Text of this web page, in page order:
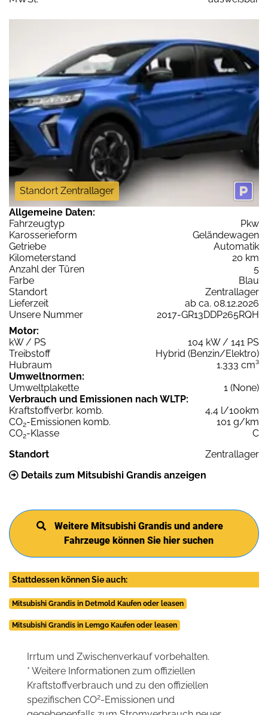
Standort Zentrallager
Allgemeine Daten:
Fahrzeugtyp
Pkw
Karosserieform
Geländewagen
Getriebe
Automatik
Kilometerstand
20 km
Anzahl der Türen
5
Farbe
Blau
Standort
Zentrallager
Lieferzeit
ab ca. 08.12.2026
Unsere Nummer
2017-GR13DDP265RQH
Motor:
kW / PS
104 kW / 141 PS
Treibstoff
Hybrid (Benzin/Elektro)
Hubraum
1.333 cm³
Umweltnormen:
Umweltplakette
1 (None)
Verbrauch und Emissionen nach WLTP:
Kraftstoffverbr. komb.
4,4 l/100km
CO2-Emissionen komb.
101 g/km
CO2-Klasse
C
Standort
Zentrallager
Details zum Mitsubishi Grandis anzeigen
Weitere Mitsubishi Grandis und andere
Fahrzeuge können Sie hier suchen
Stattdessen können Sie auch:
Mitsubishi Grandis in Detmold Kaufen oder leasen
Mitsubishi Grandis in Lemgo Kaufen oder leasen
Irrtum und Zwischenverkauf vorbehalten.
* Weitere Informationen zum offiziellen
Kraftstoffverbrauch und zu den offiziellen
spezifischen CO2-Emissionen und